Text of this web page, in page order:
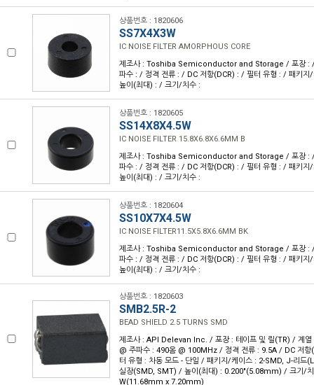
상품번호 : 1820606
SS7X4X3W
IC NOISE FILTER AMORPHOUS CORE
제조사 : Toshiba Semiconductor and Storage / 포장 : /
파수 : / 정격 전류 : / DC 저항(DCR) : / 필터 유형 : / 패키
높이(최대) : / 크기/치수 :
상품번호 : 1820605
SS14X8X4.5W
IC NOISE FILTER 15.8X6.8X6.6MM B
제조사 : Toshiba Semiconductor and Storage / 포장 : /
파수 : / 정격 전류 : / DC 저항(DCR) : / 필터 유형 : / 패키
높이(최대) : / 크기/치수 :
상품번호 : 1820604
SS10X7X4.5W
IC NOISE FILTER11.5X5.8X6.6MM BK
제조사 : Toshiba Semiconductor and Storage / 포장 : /
파수 : / 정격 전류 : / DC 저항(DCR) : / 필터 유형 : / 패키
높이(최대) : / 크기/치수 :
상품번호 : 1820603
SMB2.5R-2
BEAD SHIELD 2.5 TURNS SMD
제조사 : API Delevan Inc. / 포장 : 테이프 및 릴(TR) / 계열
@ 주파수 : 490옴 @ 100MHz / 정격 전류 : 9.5A / DC 저
터 유형 : 차동 모드 - 단일 / 패키지/케이스 : 2-SMD, J-리드
실장(SMD, SMT) / 높이(최대) : 0.200"(5.08mm) / 크기/
W(11.68mm x 7.20mm)